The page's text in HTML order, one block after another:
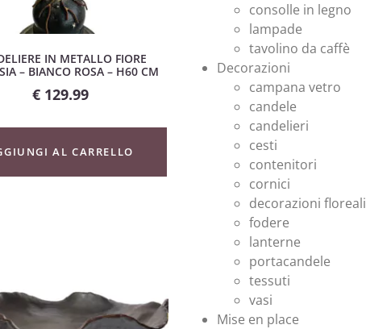
IN METALLO FIORE
– BIANCO ROSA – H60 CM
€129.99
AL CARRELLO
consolle in legno
lampade
tavolino da caffè
Decorazioni
campana vetro
candele
candelieri
cesti
contenitori
cornici
decorazioni floreali
fodere
lanterne
portacandele
tessuti
vasi
Mise en place